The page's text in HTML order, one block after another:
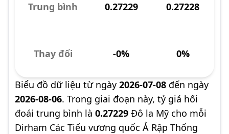
Trung bình 0.27229 0.27228
Thay đổi -0% 0%
Biểu đồ dữ liệu từ ngày 2026-07-08 đến ngày
2026-08-06. Trong giai đoạn này, tỷ giá hối
đoái trung bình là 0.27229 Đô la Mỹ cho mỗi
Dirham Các Tiểu vương quốc Ả Rập Thống